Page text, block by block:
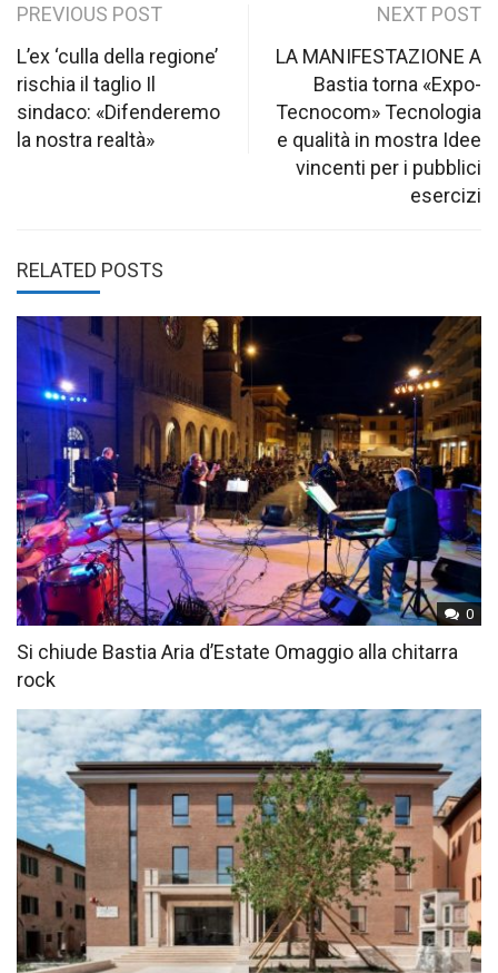
Post
navigation
PREVIOUS POST
L’ex ‘culla della regione’
rischia il taglio Il
sindaco: «Difenderemo
la nostra realtà»
NEXT POST
LA MANIFESTAZIONE A
Bastia torna «Expo-
Tecnocom» Tecnologia
e qualità in mostra Idee
vincenti per i pubblici
esercizi
RELATED POSTS
0
Si chiude Bastia Aria d’Estate Omaggio alla chitarra
rock